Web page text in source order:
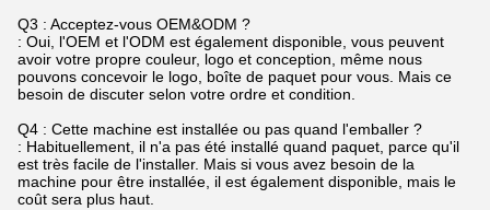
Q3 : Acceptez-vous OEM&ODM ?
: Oui, l'OEM et l'ODM est également disponible, vous peuvent
avoir votre propre couleur, logo et conception, même nous
pouvons concevoir le logo, boîte de paquet pour vous. Mais ce
besoin de discuter selon votre ordre et condition.
Q4 : Cette machine est installée ou pas quand l'emballer ?
: Habituellement, il n'a pas été installé quand paquet, parce qu'il
est très facile de l'installer. Mais si vous avez besoin de la
machine pour être installée, il est également disponible, mais le
coût sera plus haut.